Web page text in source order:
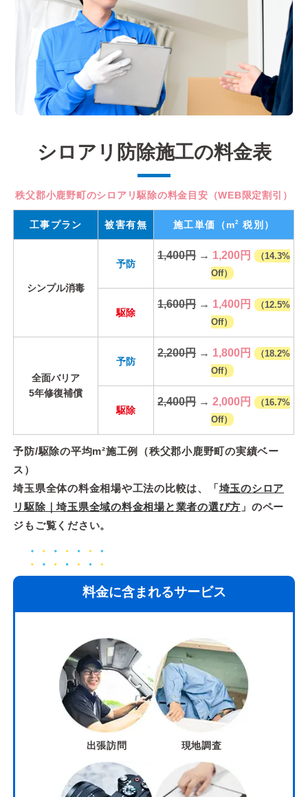
シロアリ防除施工の料金表
秩父郡小鹿野町のシロアリ駆除の料金目安（WEB限定割引）
工事プラン 被害有無 施工単価 （m2 税別）
シンプル消毒
予防
1,400円→ 1,200円
（14.3%
Off）
駆除
1,600円→ 1,400円
（12.5%
Off）
全面バリア
5年修復補償
予防
2,200円→ 1,800円
（18.2%
Off）
駆除
2,400円→2,000円
（16.7%
Off）
予防/駆除の平均m²施工例（秩父郡小鹿野町の実績ベー
ス）
埼玉県全体の料金相場や工法の比較は、「埼玉のシロア
リ駆除｜埼玉県全域の料金相場と業者の選び方 」のペー
ジもご覧ください。
料金に含まれるサービス
出張訪問 現地調査